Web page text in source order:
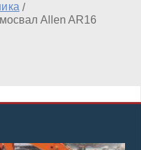
/
Allen AR16